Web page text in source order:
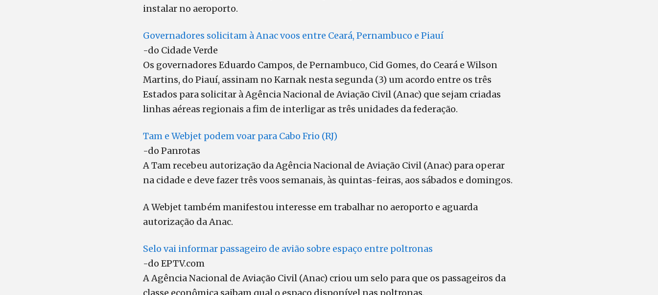
instalar no aeroporto.
Governadores solicitam à Anac voos entre Ceará, Pernambuco e Piauí
-do Cidade Verde
Os governadores Eduardo Campos, de Pernambuco, Cid Gomes, do Ceará e Wilson
Martins, do Piauí, assinam no Karnak nesta segunda (3) um acordo entre os três
Estados para solicitar à Agência Nacional de Aviação Civil (Anac) que sejam criadas
linhas aéreas regionais a fim de interligar as três unidades da federação.
Tam e Webjet podem voar para Cabo Frio (RJ)
-do Panrotas
A Tam recebeu autorização da Agência Nacional de Aviação Civil (Anac) para operar
na cidade e deve fazer três voos semanais, às quintas-feiras, aos sábados e domingos.
A Webjet também manifestou interesse em trabalhar no aeroporto e aguarda
autorização da Anac.
Selo vai informar passageiro de avião sobre espaço entre poltronas
-do EPTV.com
A Agência Nacional de Aviação Civil (Anac) criou um selo para que os passageiros da